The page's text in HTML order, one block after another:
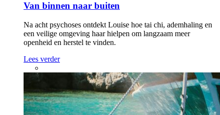
Van binnen naar buiten
Na acht psychoses ontdekt Louise hoe tai chi, ademhaling en
een veilige omgeving haar hielpen om langzaam meer
openheid en herstel te vinden.
Lees verder